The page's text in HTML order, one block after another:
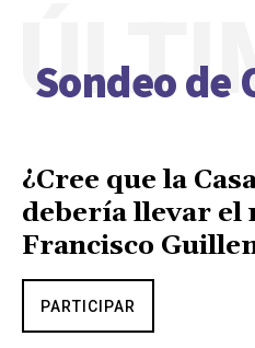
Sondeo de
¿Cree que la
debería llevar el
Francisco
PARTICIPAR